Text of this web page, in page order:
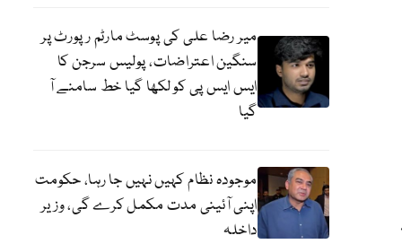
میر رضا علی کی پوسٹ مارٹم رپورٹ پر
سنگین اعتراضات، پولیس سرجن کا
ایس ایس پی کو لکھا گیا خط سامنے آ
گیا
موجودہ نظام کہیں نہیں جا رہا، حکومت
اپنی آئینی مدت مکمل کرے گی، وزیر
داخلہ